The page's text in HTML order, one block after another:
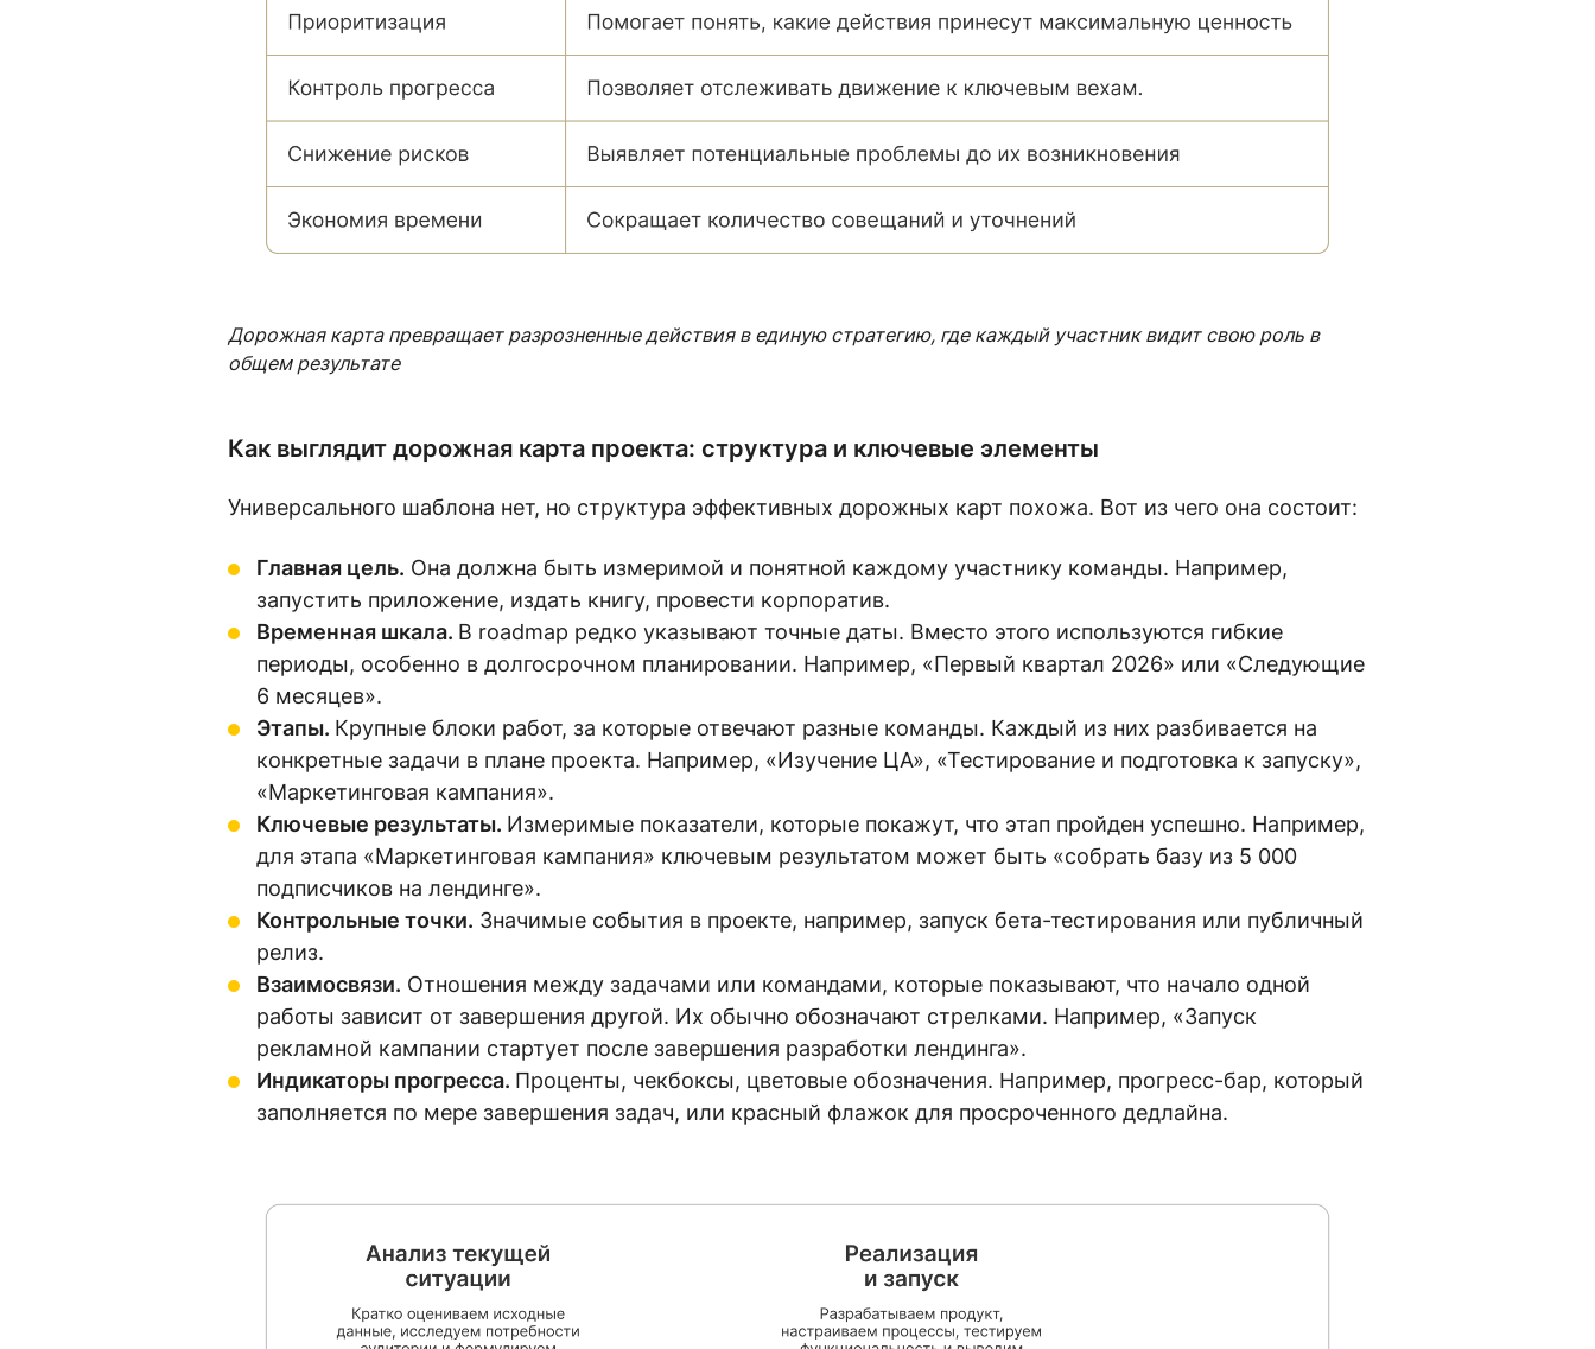
Дорожная карта превращает разрозненные действия в единую стратегию, где каждый участник видит свою роль в
общем результате
Как выглядит дорожная карта проекта: структура и ключевые элементы
Универсального шаблона нет, но структура эффективных дорожных карт похожа. Вот из чего она состоит:
Главная цель. Она должна быть измеримой и понятной каждому участнику команды. Например,
запустить приложение, издать книгу, провести корпоратив.
Временная шкала. В roadmap редко указывают точные даты. Вместо этого используются гибкие
периоды, особенно в долгосрочном планировании. Например, «Первый квартал 2026» или «Следующие
6 месяцев».
Этапы. Крупные блоки работ, за которые отвечают разные команды. Каждый из них разбивается на
конкретные задачи в плане проекта. Например, «Изучение ЦА», «Тестирование и подготовка к запуску»,
«Маркетинговая кампания».
Ключевые результаты. Измеримые показатели, которые покажут, что этап пройден успешно. Например,
для этапа «Маркетинговая кампания» ключевым результатом может быть «собрать базу из 5 000
подписчиков на лендинге».
Контрольные точки. Значимые события в проекте, например, запуск бета-тестирования или публичный
релиз.
Взаимосвязи. Отношения между задачами или командами, которые показывают, что начало одной
работы зависит от завершения другой. Их обычно обозначают стрелками. Например, «Запуск
рекламной кампании стартует после завершения разработки лендинга».
Индикаторы прогресса. Проценты, чекбоксы, цветовые обозначения. Например, прогресс-бар, который
заполняется по мере завершения задач, или красный флажок для просроченного дедлайна.